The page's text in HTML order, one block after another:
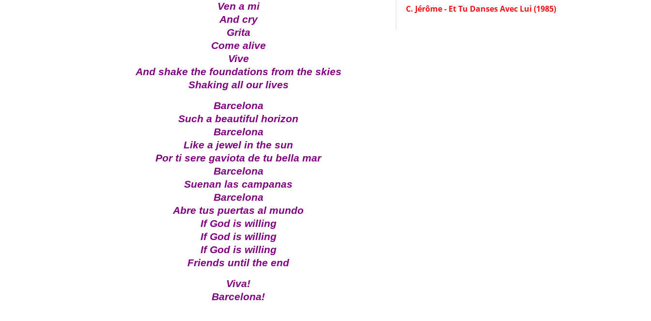
Ven a mi
And cry
Grita
Come alive
Vive
And shake the foundations from the skies
Shaking all our lives
Barcelona
Such a beautiful horizon
Barcelona
Like a jewel in the sun
Por ti sere gaviota de tu bella mar
Barcelona
Suenan las campanas
Barcelona
Abre tus puertas al mundo
If God is willing
If God is willing
If God is willing
Friends until the end
Viva!
Barcelona!
C. Jérôme - Et Tu Danses Avec Lui (1985)